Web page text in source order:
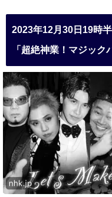
2023年12月30日19時
「超絶神業！マジック